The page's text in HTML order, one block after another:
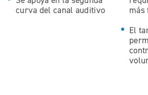
curva del canal auditivo
más
El